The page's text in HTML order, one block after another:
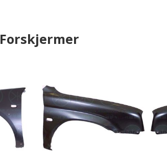
Forskjermer